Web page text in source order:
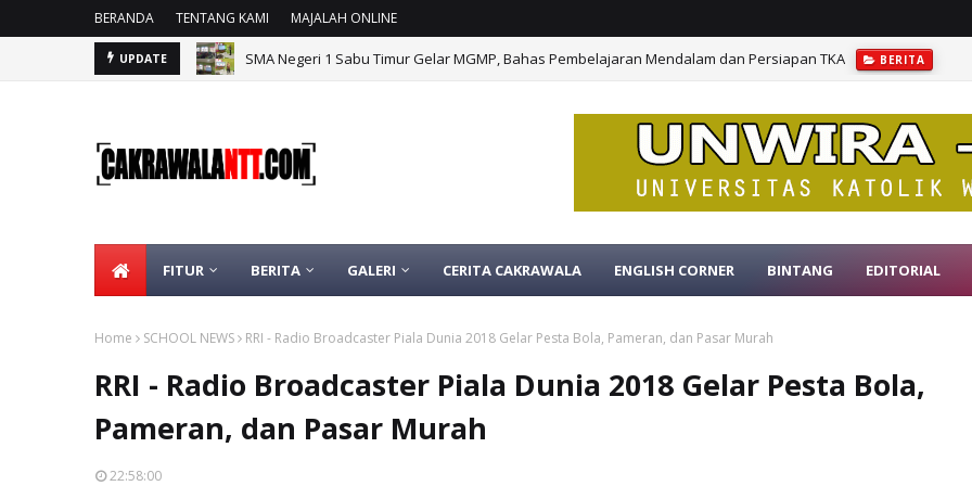
BERANDA TENTANG KAMI MAJALAH ONLINE
UPDATE SMA Negeri 1 Sabu Timur Gelar MGMP, Bahas Pembelajaran Mendalam dan Persiapan TKA BERITA
FITUR BERITA GALERI CERITA CAKRAWALA ENGLISH CORNER BINTANG EDITORIAL
Home SCHOOL NEWS RRI - Radio Broadcaster Piala Dunia 2018 Gelar Pesta Bola, Pameran, dan Pasar Murah
RRI - Radio Broadcaster Piala Dunia 2018 Gelar Pesta Bola,
Pameran, dan Pasar Murah
22:58:00